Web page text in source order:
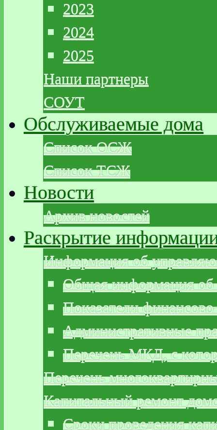
2023
2024
2025
Наши партнеры
СОУТ
Обслуживаемые дома
Список ОСЖ
Список ТСЖ
Новости
Архив новостей
Раскрытие
Информация об
Общая информация
Показатели
Административные
Перечень МКД, с
Перечень
Капитальный ремонт
Сроки проведения